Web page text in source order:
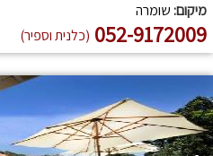
מיקום:שומרה
052-9172009 (כלנית וספיר)